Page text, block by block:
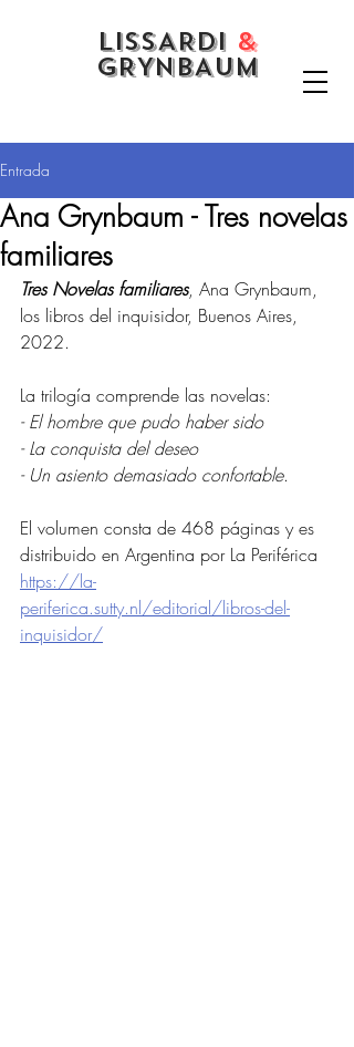
LISSARDI &
GRYNBAUM
Entrada
Ana Grynbaum - Tres novelas
familiares
Tres Novelas familiares, Ana Grynbaum,
los libros del inquisidor, Buenos Aires,
2022.
La trilogía comprende las novelas:
- El hombre que pudo haber sido
- La conquista del deseo
- Un asiento demasiado confortable.
El volumen consta de 468 páginas y es
distribuido en Argentina por La Periférica
https://la-
periferica.sutty.nl/editorial/libros-del-
inquisidor/